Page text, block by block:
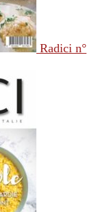
Radici n°